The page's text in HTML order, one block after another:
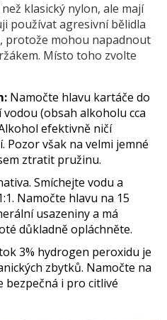
klasický nylon, ale mají
používat agresivní bělidla
protože mohou napadnout
Místo toho zvolte
Namočte hlavu kartáče do
(obsah alkoholu cca
efektivně ničí
však na velmi jemné
ztratit pružinu.
Smíchejte vodu a
Namočte hlavu na 15
usazeniny a má
důkladně opláchněte.
3% hydrogen peroxidu je
zbytků. Namočte na
bezpečná i pro citlivé